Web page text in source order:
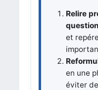
Relire
et
en une
éviter